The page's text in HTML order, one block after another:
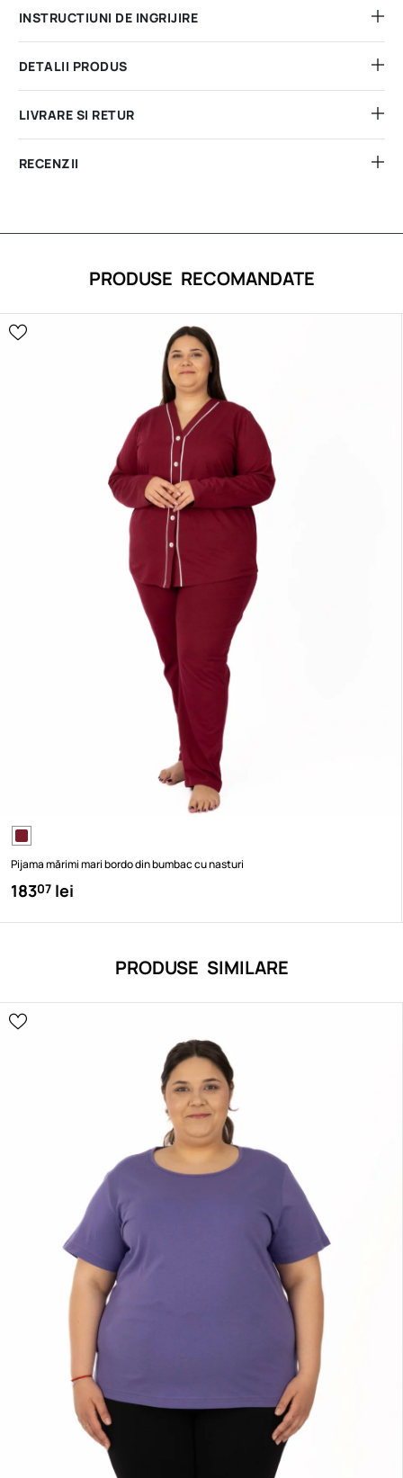
INSTRUCTIUNI DE INGRIJIRE
DETALII PRODUS
LIVRARE SI RETUR
RECENZII
PRODUSE RECOMANDATE
Pijama mărimi mari bordo din bumbac cu nasturi
18307 lei
PRODUSE SIMILARE